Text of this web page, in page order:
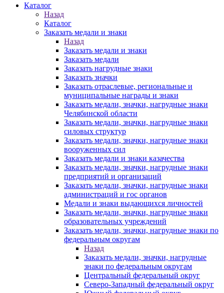
Каталог
Назад
Каталог
Заказать медали и знаки
Назад
Заказать медали и знаки
Заказать медали
Заказать нагрудные знаки
Заказать значки
Заказать отраслевые, региональные и
муниципальные награды и знаки
Заказать медали, значки, нагрудные знаки
Челябинской области
Заказать медали, значки, нагрудные знаки
силовых структур
Заказать медали, значки, нагрудные знаки
вооруженных сил
Заказать медали и знаки казачества
Заказать медали, значки, нагрудные знаки
предприятий и организаций
Заказать медали, значки, нагрудные знаки
администраций и гос органов
Медали и знаки выдающихся личностей
Заказать медали, значки, нагрудные знаки
образовательных учреждений
Заказать медали, значки, нагрудные знаки по
федеральным округам
Назад
Заказать медали, значки, нагрудные
знаки по федеральным округам
Центральный федеральный округ
Северо-Западный федеральный округ